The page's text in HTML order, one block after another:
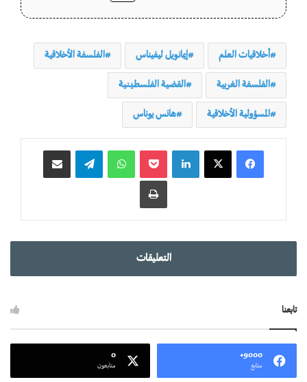
أخلاقيات العلم إيمانويل ليفيناس الفلسفة الأخلاقية
الفلسفة الغربية القضية الفلسطينية
المسؤولية الأخلاقية هانس يوناس
واتساب
التعليقات
تابعنا
9000+
متابع
0
متابعون